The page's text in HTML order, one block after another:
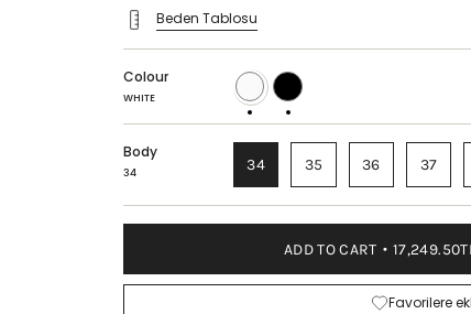
Beden Tablosu
Colour
WHITE
WHITE BLACK
Body
34 34 35 36 37
ADD TO CART
Favorilere